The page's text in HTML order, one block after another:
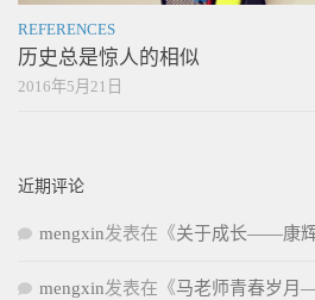
REFERENCES
历史总是惊人的相似
2016年5月21日
近期评论
mengxin发表在《关于成长——康
mengxin发表在《马老师青春岁月